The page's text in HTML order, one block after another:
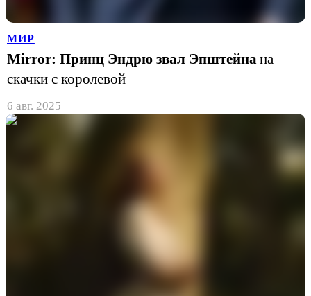
МИР
Mirror: Принц Эндрю звал Эпштейна на
скачки с королевой
6 авг. 2025